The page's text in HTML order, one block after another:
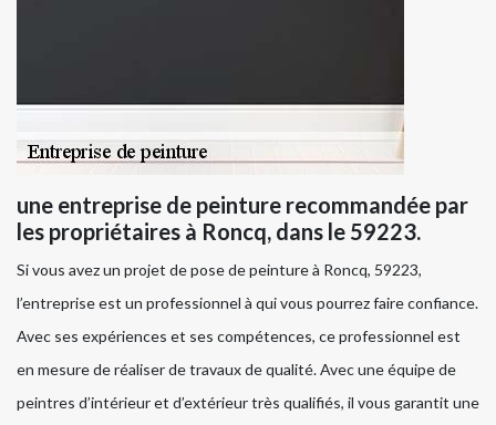
une entreprise de peinture recommandée par
les propriétaires à Roncq, dans le 59223.
Si vous avez un projet de pose de peinture à Roncq, 59223,
l’entreprise est un professionnel à qui vous pourrez faire confiance.
Avec ses expériences et ses compétences, ce professionnel est
en mesure de réaliser de travaux de qualité. Avec une équipe de
peintres d’intérieur et d’extérieur très qualifiés, il vous garantit une